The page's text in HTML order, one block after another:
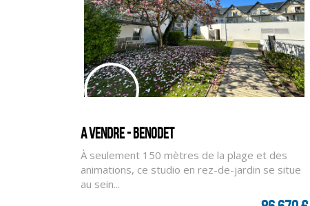
A vendre - BENODET
À seulement 150 mètres de la plage et des
animations, ce studio en rez-de-jardin se situe
au sein...